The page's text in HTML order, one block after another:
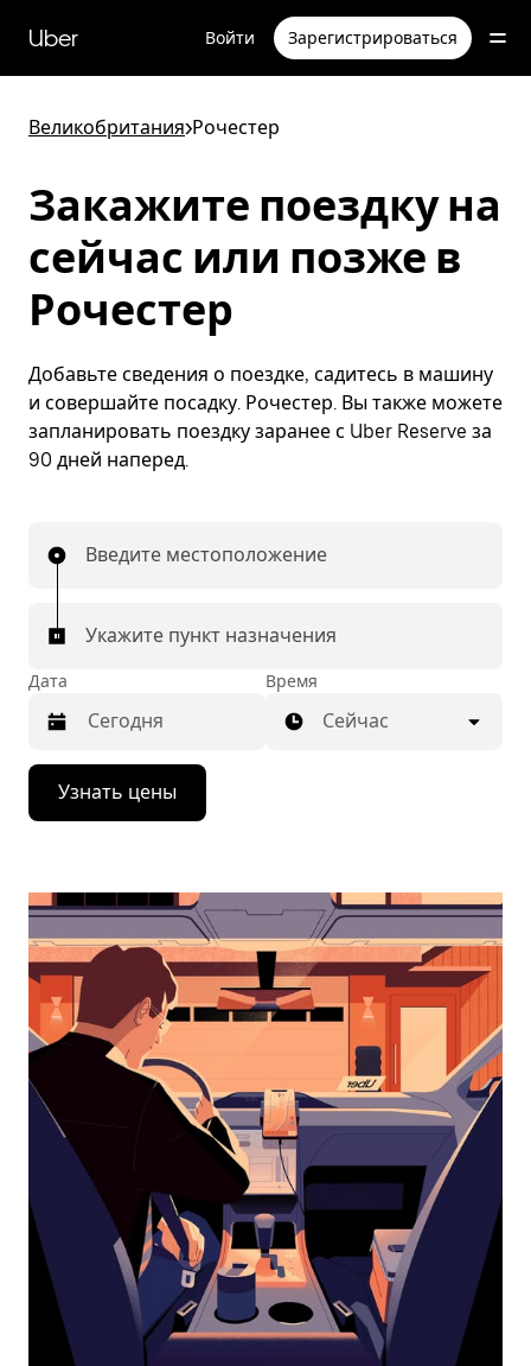
перейти
к
содержимому
Uber Войти Зарегистрироваться
Великобритания>Рочестер
Закажите поездку на
сейчас или позже в
Рочестер
Добавьте сведения о поездке, садитесь в машину
и совершайте посадку. Рочестер. Вы также можете
запланировать поездку заранее с Uber Reserve за
90 дней наперед.
Введите местоположение
Укажите пункт назначения
Дата
Нажмите
стрелку
вниз,
календарю
выбрать
дату.
Чтобы
закрыть
календарь,
нажмите
Esc.
Время
Сейчас
Узнать цены